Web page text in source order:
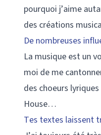
pourquoi j’aime
des créations
De nombreuses
La musique est un
moi de me
des choeurs
House…
Tes textes laissent